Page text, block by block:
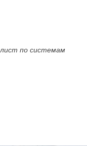
по системам